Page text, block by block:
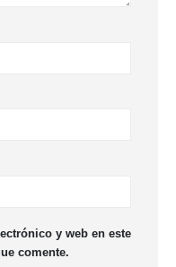
y web en este
comente.